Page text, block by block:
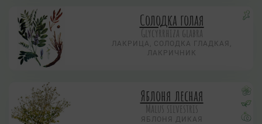
Солодка голая
Glycyrrhiza glabra
ЛАКРИЦА, СОЛОДКА ГЛАДКАЯ,
ЛАКРИЧНИК
Яблоня лесная
Malus silvestris
ЯБЛОНЯ ДИКАЯ